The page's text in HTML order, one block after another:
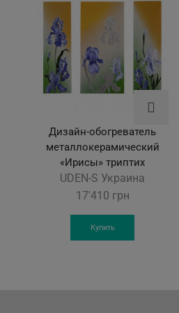
Дизайн-обогреватель
металлокерамический
«Ирисы» триптих
UDEN-S Украина
17'410 грн
Купить